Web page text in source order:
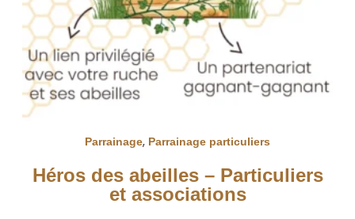
Parrainage, Parrainage particuliers
Héros des abeilles – Particuliers
et associations